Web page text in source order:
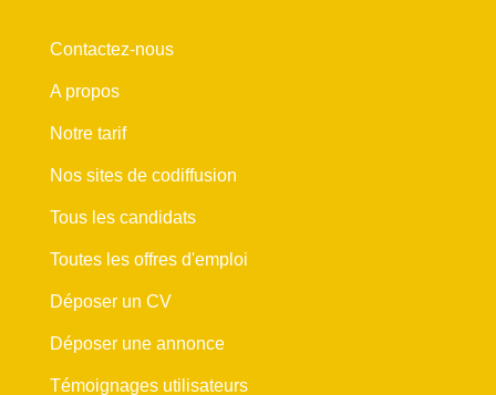
Contactez-nous
A propos
Notre tarif
Nos sites de codiffusion
Tous les candidats
Toutes les offres d'emploi
Déposer un CV
Déposer une annonce
Témoignages utilisateurs